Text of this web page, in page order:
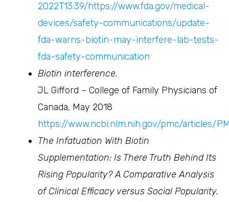
2022T13:39/https://www.fda.gov/medical-
devices/safety-communications/update-
fda-warns-biotin-may-interfere-lab-tests-
fda-safety-communication
Biotin interference.
JL Gifford – College of Family Physicians of
Canada, May 2018
https://www.ncbi.nlm.nih.gov/pmc/articles/
The Infatuation With Biotin
Supplementation: Is There Truth Behind Its
Rising Popularity? A Comparative Analysis
of Clinical Efficacy versus Social Popularity.